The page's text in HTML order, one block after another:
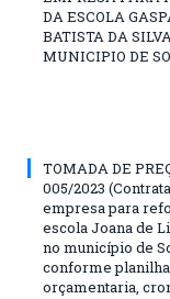
DA ESCOLA
BATISTA DA
MUNICIPIO DE
TOMADA DE
005/2023
empresa para
escola Joana de
no município de
conforme planilha
orçamentaria,